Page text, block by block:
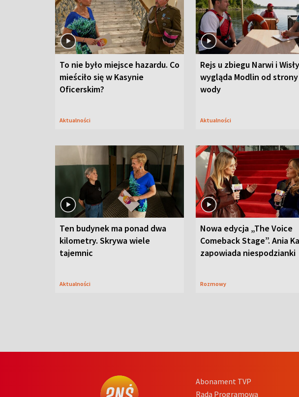
To nie było miejsce hazardu. Co
mieściło się w Kasynie
Oficerskim?
Aktualności
Rejs u zbiegu Narwi i
wygląda Modlin od strony
wody
Aktualności
Ten budynek ma ponad dwa
kilometry. Skrywa wiele
tajemnic
Aktualności
Nowa edycja „The Voice
Comeback Stage”. Ania
zapowiada niespodzianki
Rozmowy
Abonament TVP
Rada Programowa